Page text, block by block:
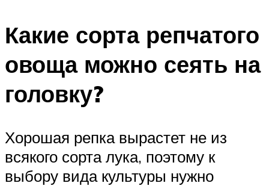
Какие сорта репчатого
овоща можно сеять на
головку?
Хорошая репка вырастет не из
всякого сорта лука, поэтому к
выбору вида культуры нужно